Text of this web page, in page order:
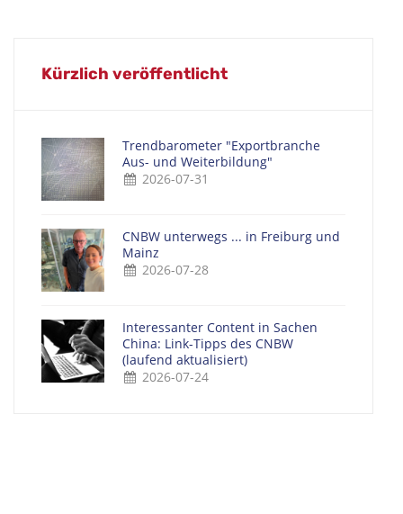
Kürzlich veröffentlicht
Trendbarometer "Exportbranche
Aus- und Weiterbildung"
2026-07-31
CNBW unterwegs ... in Freiburg und
Mainz
2026-07-28
Interessanter Content in Sachen
China: Link-Tipps des CNBW
(laufend aktualisiert)
2026-07-24